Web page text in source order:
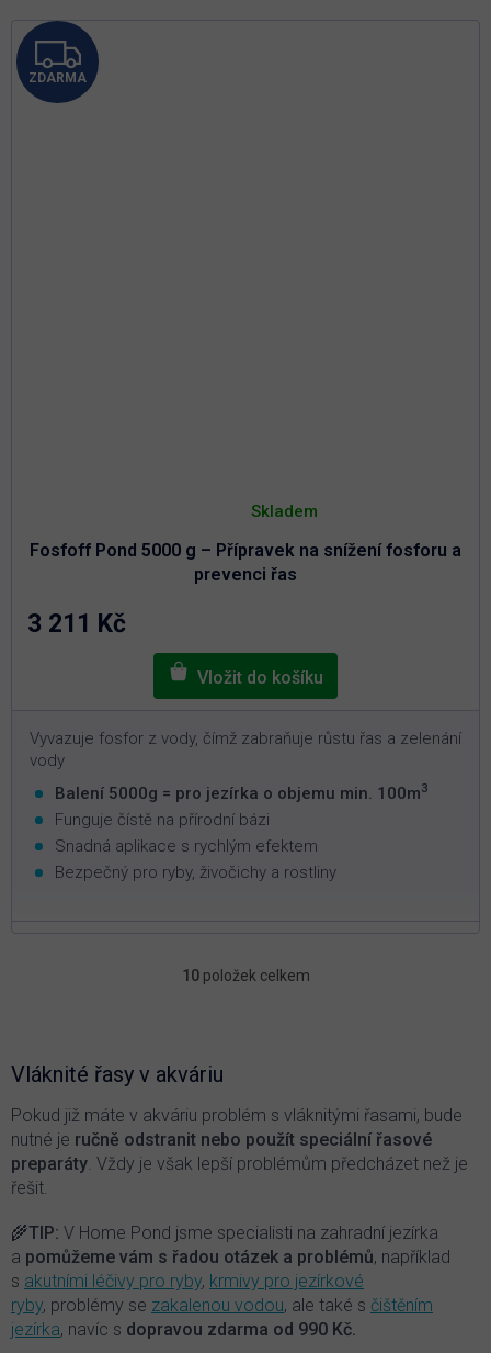
Z
D
ZDARMA
Fosfoff Pond 5000 g – Přípravek na snížení fosforu a
prevenci řas
hodnocení
je
5,0
z
5
Skladem
3 211 Kč
Vyvazuje fosfor z vody, čímž zabraňuje růstu řas a zelenání
vody
Balení 5000g = pro jezírka o objemu min. 100m3
Funguje čístě na přírodní bázi
Snadná aplikace s rychlým efektem
Bezpečný pro ryby, živočichy a rostliny
O
c
í
p
r
y
v
ý
p
i
s
10položek celkem
Vláknité řasy v akváriu
Pokud již máte v akváriu problém s vláknitými řasami, bude
nutné je ručně odstranit nebo použít speciální řasové
preparáty. Vždy je však lepší problémům předcházet než je
řešit.
🌾TIP: V Home Pond jsme specialisti na zahradní jezírka
a pomůžeme vám s řadou otázek a problémů, například
s akutními léčivy pro ryby, krmivy pro jezírkové
ryby, problémy se zakalenou vodou, ale také s čištěním
jezírka, navíc s dopravou zdarma od 990 Kč.